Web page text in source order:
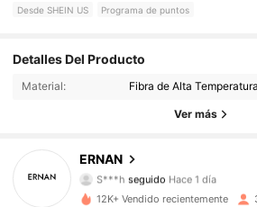
Desde SHEIN US Programa de puntos
Detalles Del Producto
Material: Fibra de Alta Temperatura
Ver más
ERNAN
4.88 710 Seguidores
710 Seguidores
4.88
S***h seguido Hace 1 día
4.88
12K+ Vendido recientemente